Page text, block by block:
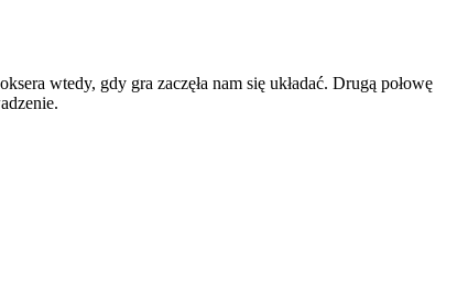
wtedy, gdy gra zaczęła nam się układać. Drugą połowę